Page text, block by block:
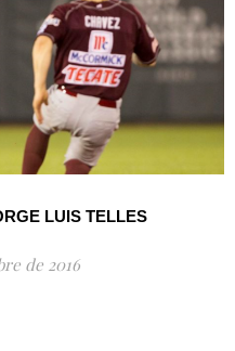
LUIS TELLES
de 2016